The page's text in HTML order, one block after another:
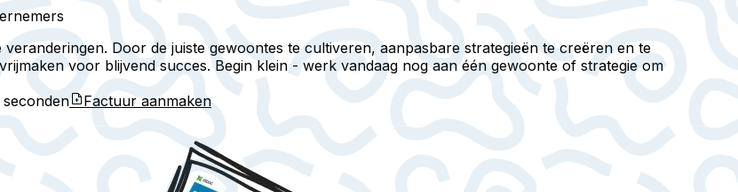
Door de juiste gewoontes te cultiveren, aanpasbare strategieën te creëren en te
voor blijvend succes. Begin klein - werk vandaag nog aan één gewoonte of strategie om
seconden Factuur aanmaken